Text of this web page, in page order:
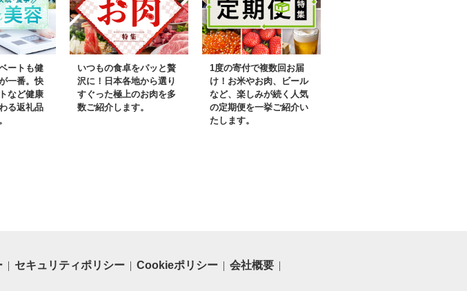
冷凍 東山茶寮 京 和華
京都府 京都宇治 6000
円 六千円
ートも健
一番。快
など健康
る返礼品
いつもの食卓をパッと贅
沢に！日本各地から選り
すぐった極上のお肉を多
数ご紹介します。
1度の寄付で複数回お届
け！お米やお肉、ビール
など、楽しみが続く人気
の定期便を一挙ご紹介い
たします。
セキュリティポリシー Cookieポリシー 会社概要